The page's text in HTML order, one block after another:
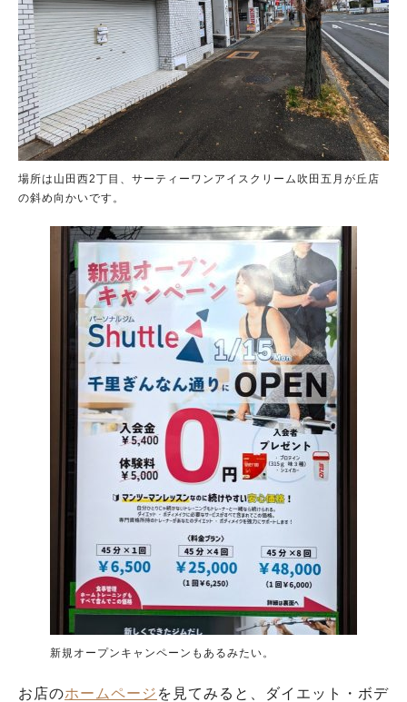
場所は山田西2丁目、サーティーワンアイスクリーム吹田五月が丘店
の斜め向かいです。
新規オープンキャンペーンもあるみたい。
お店のホームページ を見てみると、ダイエット・ボデ